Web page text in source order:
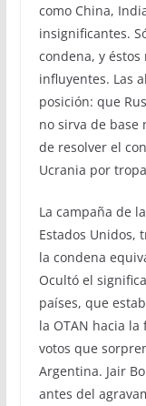
como China,
insignificantes.
condena, y
influyentes. Las
posición: que
no sirva de base
de resolver el
Ucrania por
La campaña de
Estados Unidos,
la condena
Ocultó el
países, que
la OTAN hacia
votos que
Argentina. Jair
antes del